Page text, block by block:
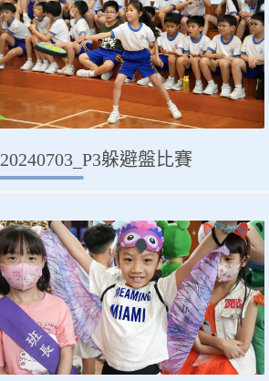
20240703_P3躲避盤比賽